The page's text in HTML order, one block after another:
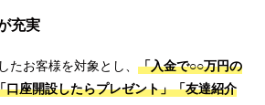
充実
たお客様を対象とし、 「入金で○○万円の
口座開設したらプレゼント」「友達紹介